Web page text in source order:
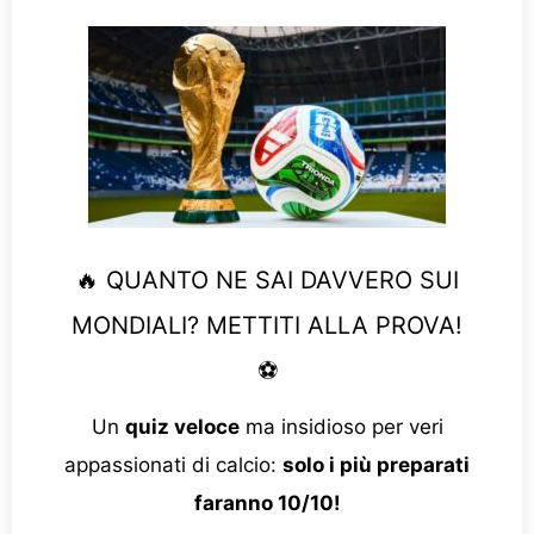
🔥 QUANTO NE SAI DAVVERO SUI
MONDIALI? METTITI ALLA PROVA!
⚽
Un quiz velocema insidioso per veri
appassionati di calcio: solo i più preparati
faranno 10/10!